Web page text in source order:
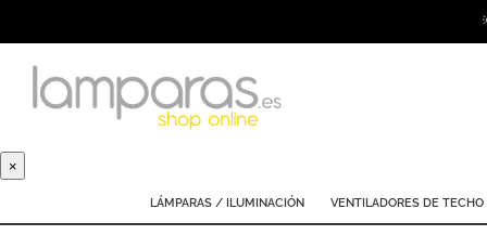
×
LÁMPARAS / ILUMINACIÓN VENTILADORES DE TECHO